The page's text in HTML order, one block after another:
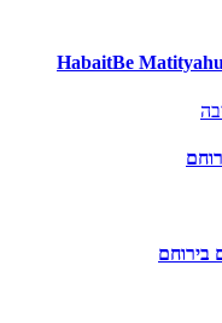
בירוחם